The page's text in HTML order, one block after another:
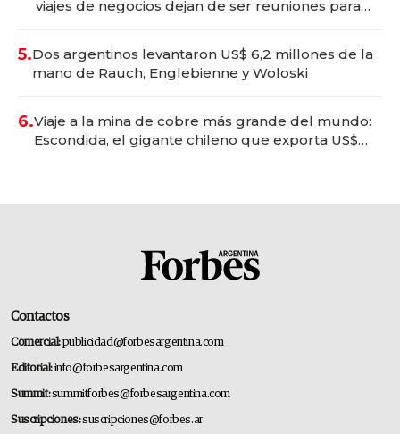
viajes de negocios dejan de ser reuniones para
5.Dos argentinos levantaron US$ 6,2 millones de la
mano de Rauch, Englebienne y Woloski
6.Viaje a la mina de cobre más grande del mundo:
Escondida, el gigante chileno que exporta US$
Contactos
Comercial:publicidad@forbesargentina.com
Editorial:info@forbesargentina.com
Summit:summitforbes@forbesargentina.com
Suscripciones:suscripciones@forbes.ar